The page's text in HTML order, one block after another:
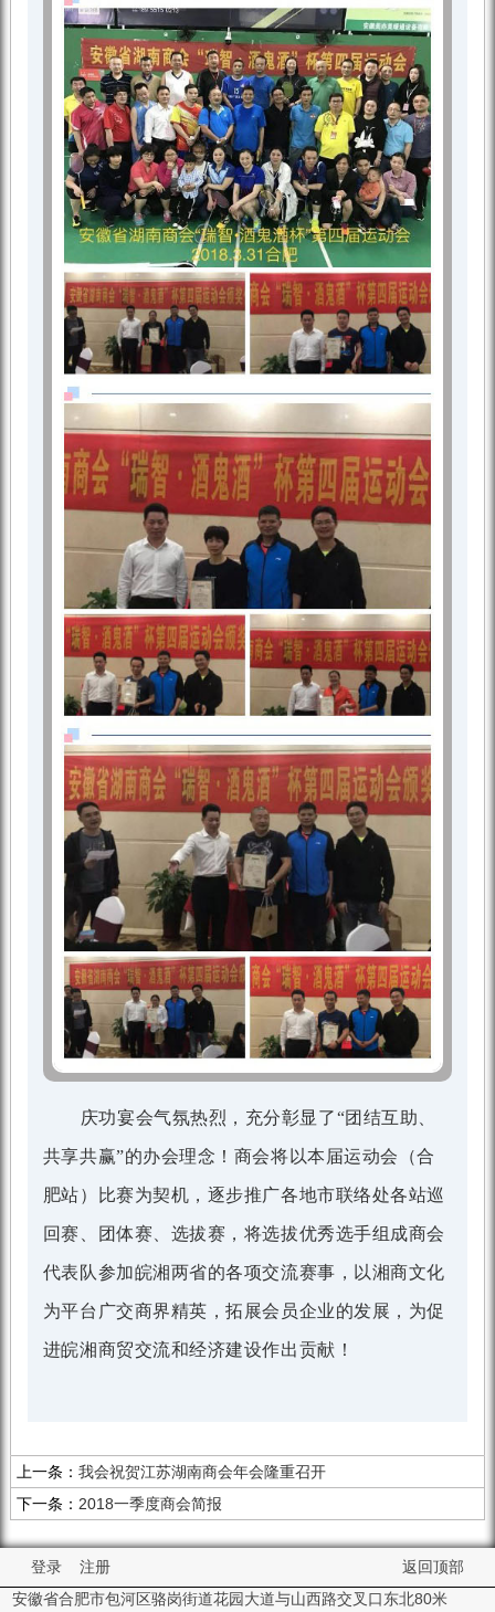
庆功宴会气氛热烈，充分彰显了“团结互助、
共享共赢”的办会理念！商会将以本届运动会（合
肥站）比赛为契机，逐步推广各地市联络处各站巡
回赛、团体赛、选拔赛，将选拔优秀选手组成商会
代表队参加皖湘两省的各项交流赛事，以湘商文化
为平台广交商界精英，拓展会员企业的发展，为促
进皖湘商贸交流和经济建设作出贡献！
上一条： 我会祝贺江苏湖南商会年会隆重召开
下一条： 2018一季度商会简报
登录 注册
返回顶部
安徽省合肥市包河区骆岗街道花园大道与山西路交叉口东北80米